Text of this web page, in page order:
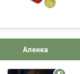
Аленка